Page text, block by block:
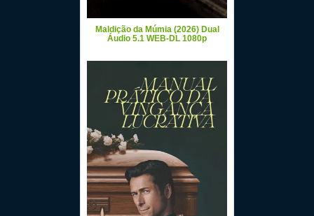
Maldição da Múmia (2026) Dual
Áudio 5.1 WEB-DL 1080p